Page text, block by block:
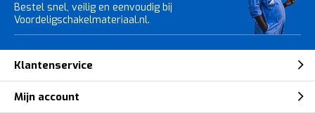
Bestel snel, veilig en eenvoudig bij
Voordeligschakelmateriaal.nl.
Klantenservice
Mijn account